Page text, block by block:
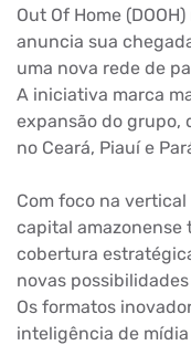
Out Of Home
anuncia sua
uma nova rede de
A iniciativa marca
expansão do grupo,
no Ceará, Piauí e
Com foco na
capital amazonense
cobertura
novas
Os formatos
inteligência de